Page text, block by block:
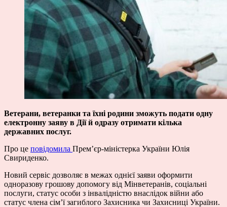
Ветерани, ветеранки та їхні родини зможуть подати одну
електронну заяву в Дії й одразу отримати кілька
державних послуг.
Про це повідомила Прем’єр-міністерка України Юлія
Свириденко.
Новий сервіс дозволяє в межах однієї заяви оформити
одноразову грошову допомогу від Мінветеранів, соціальні
послуги, статус особи з інвалідністю внаслідок війни або
статус члена сім’ї загиблого Захисника чи Захисниці України.